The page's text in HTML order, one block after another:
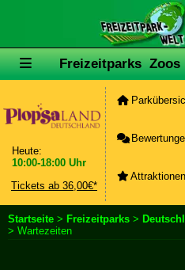
Freizeitparks Zoos
Heute:
10:00-18:00 Uhr
Tickets ab 36,00€*
Attraktionen
Startseite > Freizeitparks >
> Wartezeiten